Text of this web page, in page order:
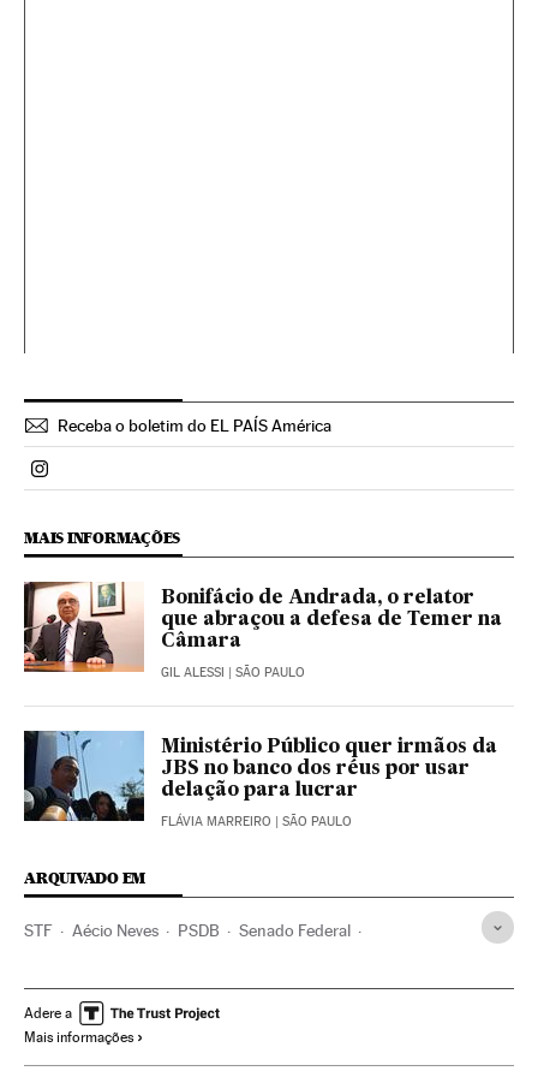
Receba o boletim do EL PAÍS América
Politica El País Brasil en Instagram
MAIS INFORMAÇÕES
Bonifácio de Andrada, o relator
que abraçou a defesa de Temer na
Câmara
GIL ALESSI | SÃO PAULO
Ministério Público quer irmãos da
JBS no banco dos réus por usar
delação para lucrar
FLÁVIA MARREIRO | SÃO PAULO
ARQUIVADO EM
STF Aécio Neves PSDB Senado Federal
Crises políticas Caso Petrobras
Financiamento ilegal
Adere a
Mais informações